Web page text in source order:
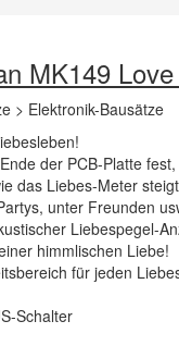
MK149
> Elektronik-Bausätze
der PCB-Platte
das Liebes-Meter
unter Freunden
Liebespegel-
himmlischen Liebe!
für jeden
Schalter